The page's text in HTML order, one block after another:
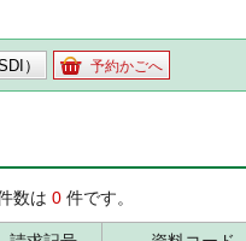
） 予約かごへ
数は 0 件です。